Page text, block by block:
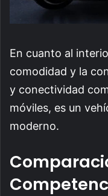
En cuanto al
comodidad y la
y conectividad
móviles, es un
moderno.